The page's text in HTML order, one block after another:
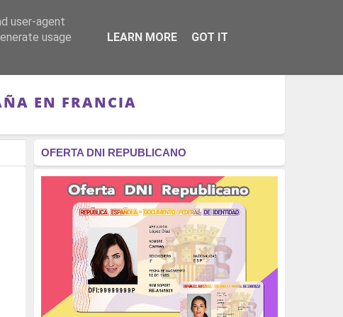
RÉGIMEN - MONARQUÍA
EN FRANCIA
OFERTA DNI REPUBLICANO
user-agent
usage
LEARN MORE GOT IT